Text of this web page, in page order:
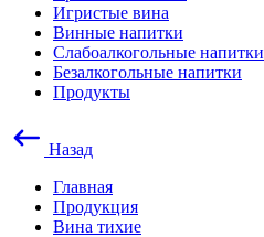
Игристые вина
Винные напитки
Слабоалкогольные напитки
Безалкогольные напитки
Продукты
Назад
Главная
Продукция
Вина тихие